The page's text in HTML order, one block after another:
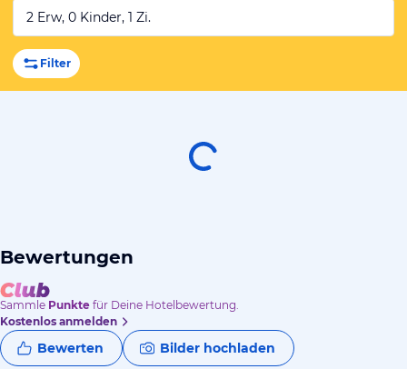
2 Erw, 0 Kinder, 1 Zi.
Filter
Bewertungen
Sammle Punkte für Deine Hotelbewertung.
Kostenlos anmelden
Bewerten Bilder hochladen